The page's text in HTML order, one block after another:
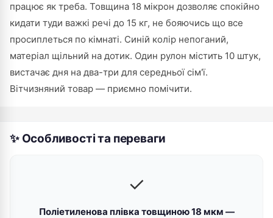
працює як треба. Товщина 18 мікрон дозволяє спокійно
кидати туди важкі речі до 15 кг, не бояючись що все
просиплеться по кімнаті. Синій колір непоганий,
матеріал щільний на дотик. Один рулон містить 10 штук,
вистачає дня на два-три для середньої сім'ї.
Вітчизняний товар — приємно помічити.
✨ Особливості та переваги
✓
Поліетиленова плівка товщиною 18 мкм —